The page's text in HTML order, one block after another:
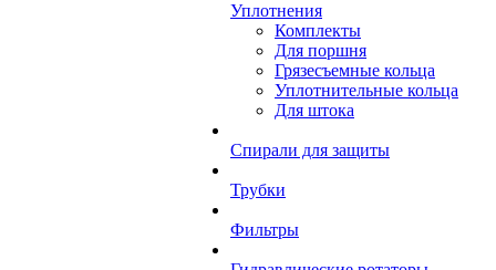
Уплотнения
Комплекты
Для поршня
Грязесъемные кольца
Уплотнительные кольца
Для штока
Спирали для защиты
Трубки
Фильтры